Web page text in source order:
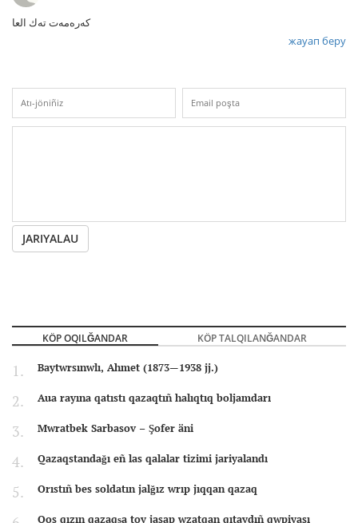
كەرەمەت تەك العا
жауап беру
JARIYALAU
KÖP OQILĞANDAR KÖP TALQILANĞANDAR
Baytwrsınwlı, Ahmet (1873—1938 jj.)
Aua rayına qatıstı qazaqtıñ halıqtıq boljamdarı
Mwratbek Sarbasov – Şofer äni
Qazaqstandağı eñ las qalalar tizimi jariyalandı
Orıstıñ bes soldatın jalğız wrıp jıqqan qazaq
Qos qızın qazaqşa toy jasap wzatqan qıtaydıñ qwpiyası